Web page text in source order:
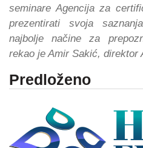
seminare Agencija za
prezentirati svoja
najbolje načine za
rekao je Amir Sakić, direktor
Predloženo